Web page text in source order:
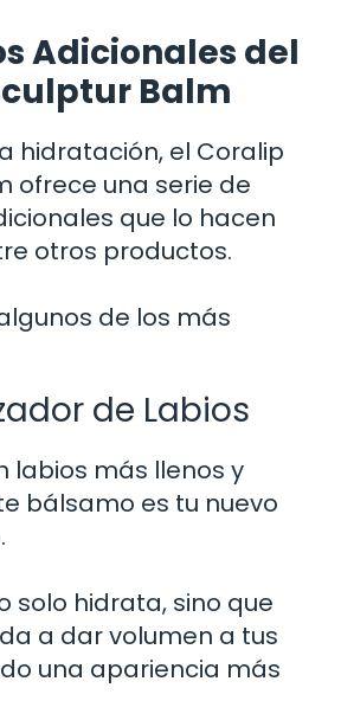
Adicionales del
Balm
hidratación, el Coralip
ofrece una serie de
que lo hacen
otros productos.
de los más
de Labios
labios más llenos y
bálsamo es tu nuevo
solo hidrata, sino que
a dar volumen a tus
una apariencia más